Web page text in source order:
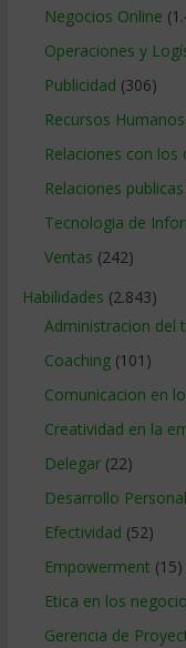
Negocios Online
Operaciones y
Publicidad (306)
Recursos Humanos
Relaciones con los
Relaciones publicas
Tecnologia de
Ventas (242)
Habilidades (2.843)
Administracion del
Coaching(101)
Comunicacion en
Creatividad en la
Delegar(22)
Desarrollo Personal
Efectividad (52)
Empowerment (15)
Etica en los
Gerencia de